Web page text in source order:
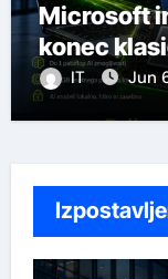
Microsoft
konec
IT Jun